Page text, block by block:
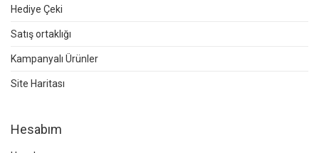
Hediye Çeki
Satış ortaklığı
Kampanyalı Ürünler
Site Haritası
Hesabım